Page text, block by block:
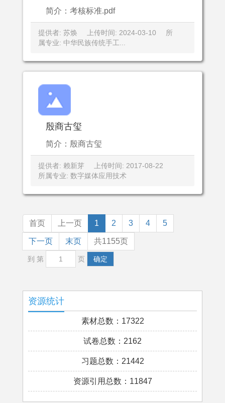
简介：考核标准.pdf
提供者: 苏焕 上传时间: 2024-03-10
所
属专业: 中华民族传统手工...
殷商古玺
简介：殷商古玺
提供者: 赖新芽
上传时间: 2017-08-22
所属专业: 数字媒体应用技术
首页 上一页 1 2 3 4 5
下一页 末页 共1155页
到 第 页 确定
资源统计
素材总数：17322
试卷总数：2162
习题总数：21442
资源引用总数：11847